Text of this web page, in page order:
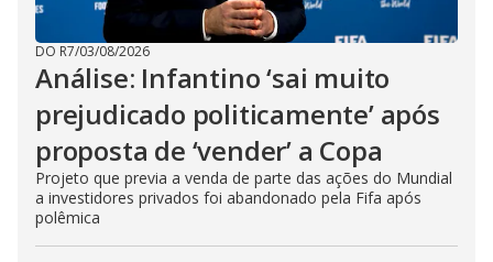
DO R7/03/08/2026
Análise: Infantino ‘sai muito
prejudicado politicamente’ após
proposta de ‘vender’ a Copa
Projeto que previa a venda de parte das ações do Mundial
a investidores privados foi abandonado pela Fifa após
polêmica